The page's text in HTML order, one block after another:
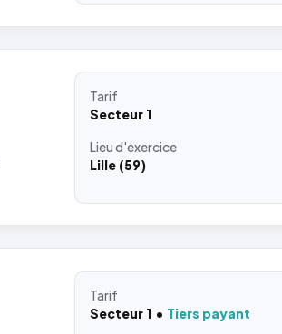
Tarif
Secteur 1
Lieud'exercice
Lille (59)
Tarif
Secteur 1
Tiers payant